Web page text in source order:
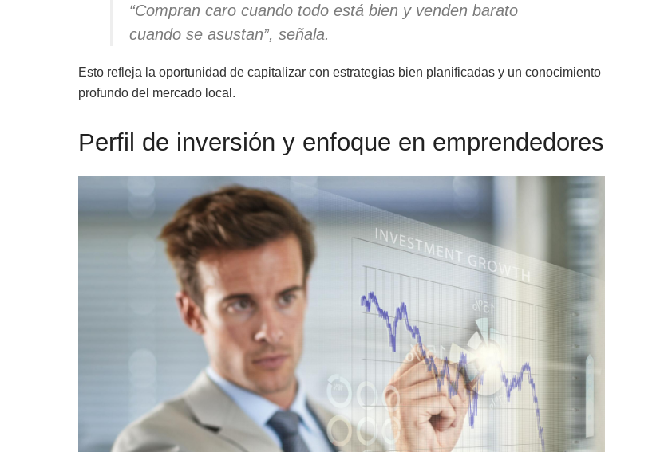
“Compran caro cuando todo está bien y venden barato
cuando se asustan”, señala.
Esto refleja la oportunidad de capitalizar con estrategias bien planificadas y un conocimiento
profundo del mercado local.
Perfil de inversión y enfoque en emprendedores